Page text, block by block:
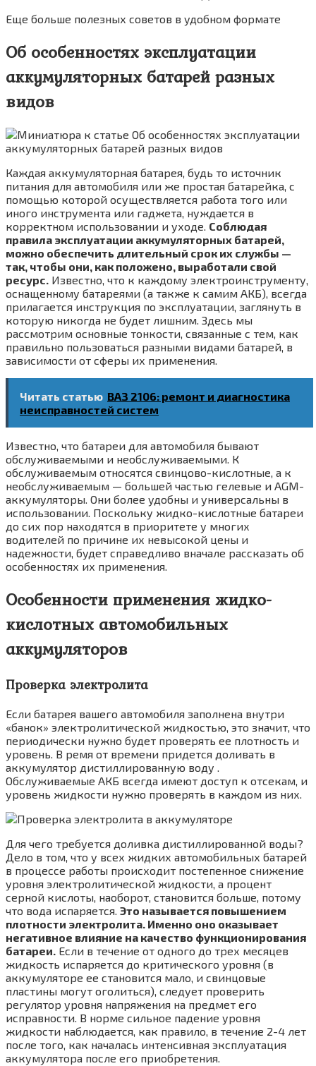
Еще больше полезных советов в удобном формате
Об особенностях эксплуатации
аккумуляторных батарей разных
видов
Каждая аккумуляторная батарея, будь то источник
питания для автомобиля или же простая батарейка, с
помощью которой осуществляется работа того или
иного инструмента или гаджета, нуждается в
корректном использовании и уходе. Соблюдая
правила эксплуатации аккумуляторных батарей,
можно обеспечить длительный срок их службы —
так, чтобы они, как положено, выработали свой
ресурс. Известно, что к каждому электроинструменту,
оснащенному батареями (а также к самим АКБ), всегда
прилагается инструкция по эксплуатации, заглянуть в
которую никогда не будет лишним. Здесь мы
рассмотрим основные тонкости, связанные с тем, как
правильно пользоваться разными видами батарей, в
зависимости от сферы их применения.
Читать статью ВАЗ 2106: ремонт и диагностика
неисправностей систем
Известно, что батареи для автомобиля бывают
обслуживаемыми и необслуживаемыми. К
обслуживаемым относятся свинцово-кислотные, а к
необслуживаемым — большей частью гелевые и AGM-
аккумуляторы. Они более удобны и универсальны в
использовании. Поскольку жидко-кислотные батареи
до сих пор находятся в приоритете у многих
водителей по причине их невысокой цены и
надежности, будет справедливо вначале рассказать об
особенностях их применения.
Особенности применения жидко-
кислотных автомобильных
аккумуляторов
Проверка электролита
Если батарея вашего автомобиля заполнена внутри
«банок» электролитической жидкостью, это значит, что
периодически нужно будет проверять ее плотность и
уровень. В ремя от времени придется доливать в
аккумулятор дистиллированную воду .
Обслуживаемые АКБ всегда имеют доступ к отсекам, и
уровень жидкости нужно проверять в каждом из них.
Для чего требуется доливка дистиллированной воды?
Дело в том, что у всех жидких автомобильных батарей
в процессе работы происходит постепенное снижение
уровня электролитической жидкости, а процент
серной кислоты, наоборот, становится больше, потому
что вода испаряется. Это называется повышением
плотности электролита. Именно оно оказывает
негативное влияние на качество функционирования
батареи. Если в течение от одного до трех месяцев
жидкость испаряется до критического уровня (в
аккумуляторе ее становится мало, и свинцовые
пластины могут оголиться), следует проверить
регулятор уровня напряжения на предмет его
исправности. В норме сильное падение уровня
жидкости наблюдается, как правило, в течение 2-4 лет
после того, как началась интенсивная эксплуатация
аккумулятора после его приобретения.